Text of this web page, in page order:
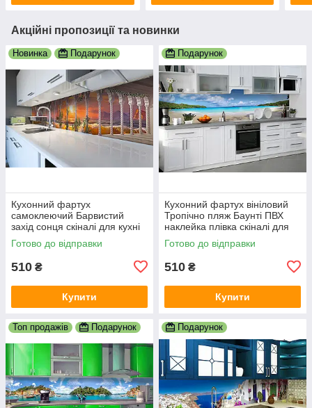
Акційні пропозиції та новинки
Новинка Подарунок
Кухонний фартух
самоклеючий Барвистий
захід сонця скіналі для кухні
наклейка ПВХ колони море
корабель 600х2000 мм
Готово до відправки
510 ₴
Купити
Подарунок
Кухонний фартух вініловий
Тропічно пляж Баунті ПВХ
наклейка плівка скіналі для
кухні блакитний 600х2000 мм
Готово до відправки
510 ₴
Купити
Топ продажів Подарунок Подарунок